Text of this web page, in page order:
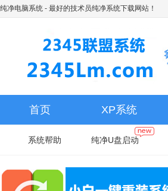
纯净电脑系统 - 最好的技术员纯净系统下载网站！
首页 XP系统
系统帮助 纯净U盘启动